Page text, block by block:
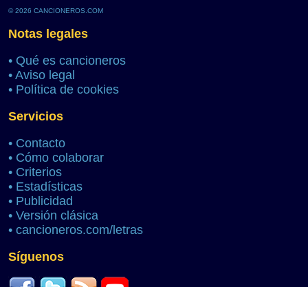
© 2026 CANCIONEROS.COM
Notas legales
• Qué es cancioneros
• Aviso legal
• Política de cookies
Servicios
• Contacto
• Cómo colaborar
• Criterios
• Estadísticas
• Publicidad
• Versión clásica
• cancioneros.com/letras
Síguenos